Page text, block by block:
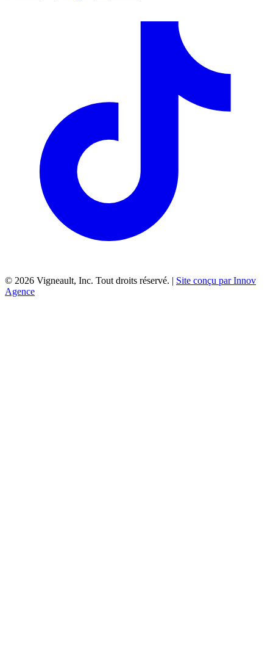
© 2026 Vigneault, Inc. Tout droits réservé. | Site conçu par Innov
Agence